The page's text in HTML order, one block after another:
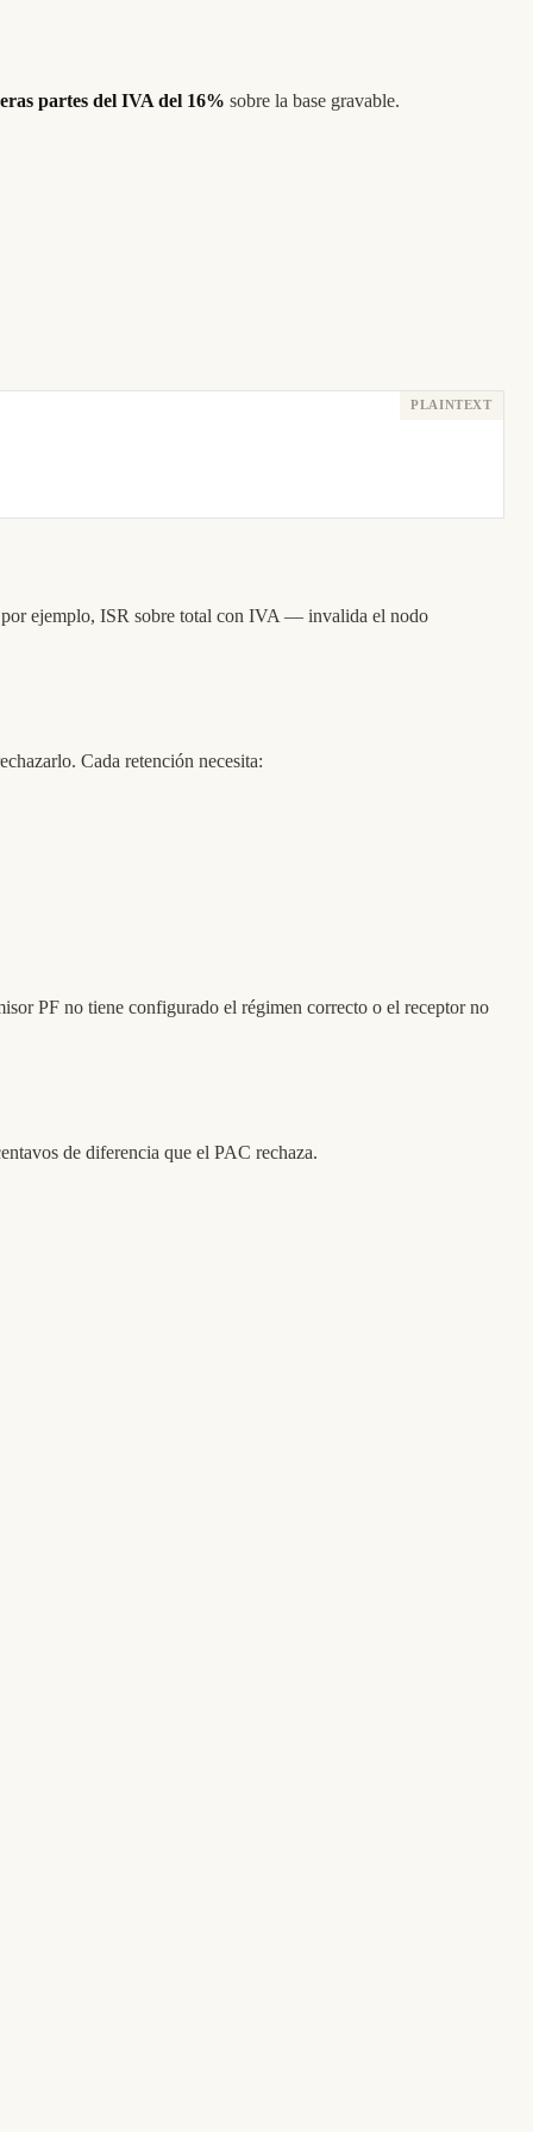
partes del IVA del 16% sobre la base gravable.
ejemplo, ISR sobre total con IVA — invalida el nodo
Cada retención necesita:
PF no tiene configurado el régimen correcto o el receptor no
de diferencia que el PAC rechaza.